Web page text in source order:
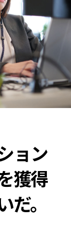
ョン
獲得
。